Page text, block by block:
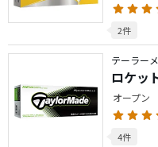
2件
テーラー
ロケッ
オープン
4件